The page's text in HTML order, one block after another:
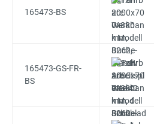
165473-BS
165473-GS-FR-
BS